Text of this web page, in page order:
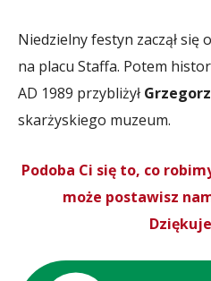
Niedzielny festyn zaczął się
na placu Staffa. Potem
AD 1989 przybliżył
skarżyskiego muzeum.
Podoba Ci się to, co
może postawisz